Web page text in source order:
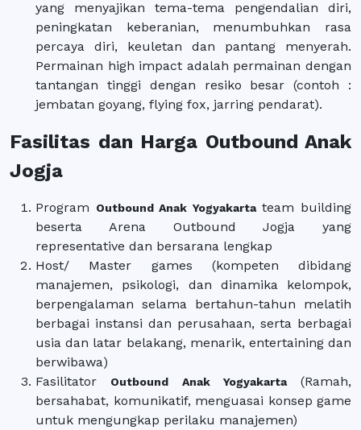
yang menyajikan tema-tema pengendalian diri,
peningkatan keberanian, menumbuhkan rasa
percaya diri, keuletan dan pantang menyerah.
Permainan high impact adalah permainan dengan
tantangan tinggi dengan resiko besar (contoh :
jembatan goyang, flying fox, jarring pendarat).
Fasilitas dan Harga Outbound Anak
Jogja
Program Outbound Anak Yogyakartateam building
beserta Arena Outbound Jogja yang
representative dan bersarana lengkap
Host/ Master games (kompeten dibidang
manajemen, psikologi, dan dinamika kelompok,
berpengalaman selama bertahun-tahun melatih
berbagai instansi dan perusahaan, serta berbagai
usia dan latar belakang, menarik, entertaining dan
berwibawa)
Fasilitator
Outbound Anak Yogyakarta(Ramah,
bersahabat, komunikatif, menguasai konsep game
untuk mengungkap perilaku manajemen)